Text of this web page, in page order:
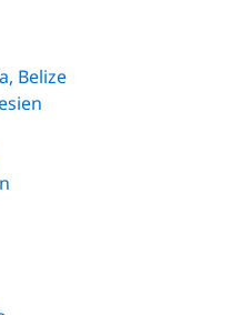
Belize